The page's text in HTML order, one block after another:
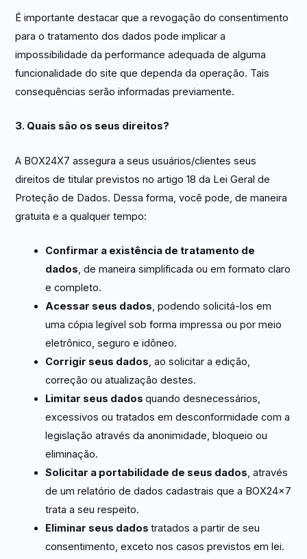
É importante destacar que a revogação do consentimento
para o tratamento dos dados pode implicar a
impossibilidade da performance adequada de alguma
funcionalidade do site que dependa da operação. Tais
consequências serão informadas previamente.
3. Quais são os seus direitos?
A BOX24X7 assegura a seus usuários/clientes seus
direitos de titular previstos no artigo 18 da Lei Geral de
Proteção de Dados. Dessa forma, você pode, de maneira
gratuita e a qualquer tempo:
Confirmar a existência de tratamento de
dados, de maneira simplificada ou em formato claro
e completo.
Acessar seus dados, podendo solicitá-los em
uma cópia legível sob forma impressa ou por meio
eletrônico, seguro e idôneo.
Corrigir seus dados, ao solicitar a edição,
correção ou atualização destes.
Limitar seus dadosquando desnecessários,
excessivos ou tratados em desconformidade com a
legislação através da anonimidade, bloqueio ou
eliminação.
Solicitar a portabilidade de seus dados, através
de um relatório de dados cadastrais que a BOX24x7
trata a seu respeito.
Eliminar seus dadostratados a partir de seu
consentimento, exceto nos casos previstos em lei.